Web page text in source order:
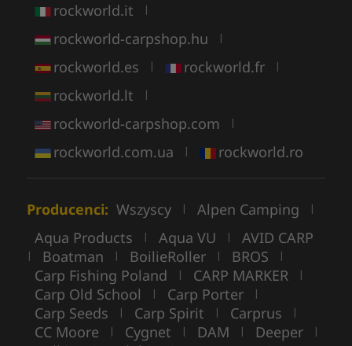
rockworld.it |
rockworld-carpshop.hu |
rockworld.es | rockworld.fr |
rockworld.lt |
rockworld-carpshop.com |
rockworld.com.ua | rockworld.ro
Producenci: Wszyscy | Alpen Camping |
Aqua Products | Aqua VU | AVID CARP
| Boatman | BoilieRoller | BROS |
Carp Fishing Poland | CARP MARKER |
Carp Old School | Carp Porter |
Carp Seeds | Carp Spirit | Carprus |
CC Moore | Cygnet | DAM | Deeper |